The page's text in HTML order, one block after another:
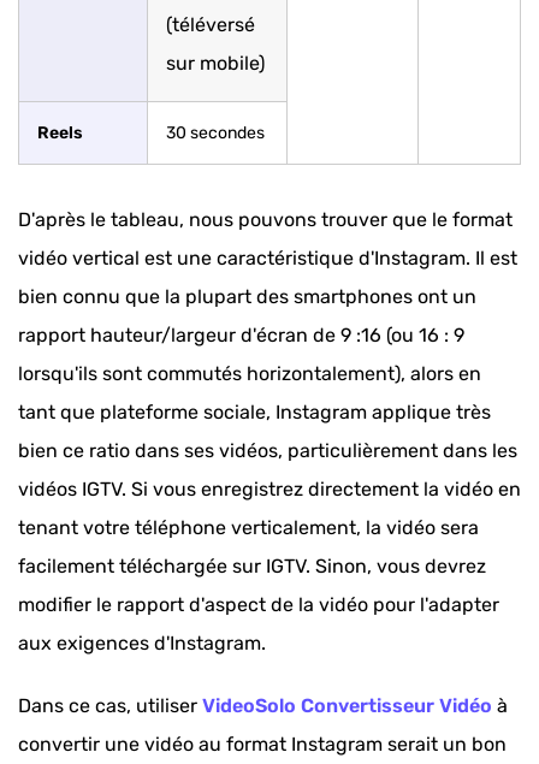
(téléversé
sur mobile)
Reels 30 secondes
D'après le tableau, nous pouvons trouver que le format
vidéo vertical est une caractéristique d'Instagram. Il est
bien connu que la plupart des smartphones ont un
rapport hauteur/largeur d'écran de 9 :16 (ou 16 : 9
lorsqu'ils sont commutés horizontalement), alors en
tant que plateforme sociale, Instagram applique très
bien ce ratio dans ses vidéos, particulièrement dans les
vidéos IGTV. Si vous enregistrez directement la vidéo en
tenant votre téléphone verticalement, la vidéo sera
facilement téléchargée sur IGTV. Sinon, vous devrez
modifier le rapport d'aspect de la vidéo pour l'adapter
aux exigences d'Instagram.
Dans ce cas, utiliser VideoSolo Convertisseur Vidéo à
convertir une vidéo au format Instagram serait un bon